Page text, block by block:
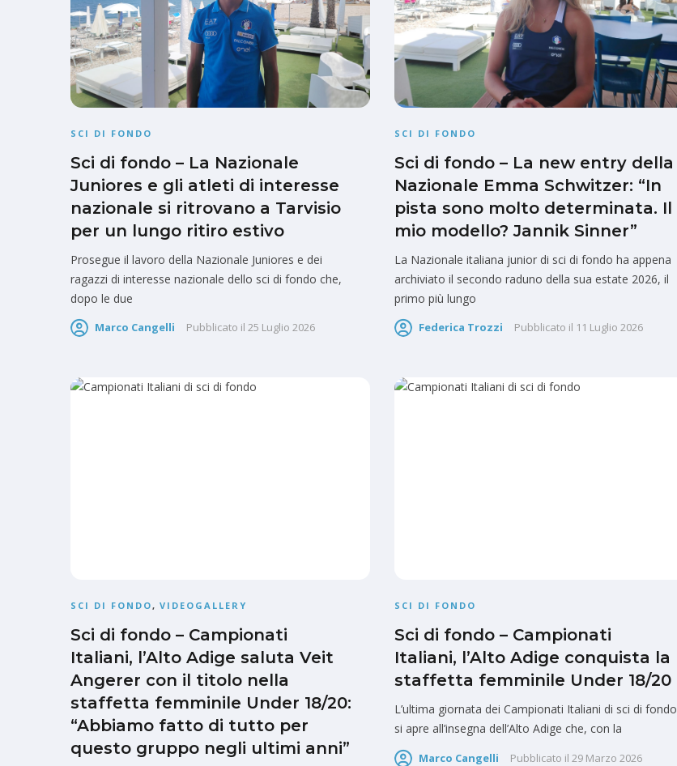
SCI DI FONDO
Sci di fondo – La Nazionale
Juniores e gli atleti di interesse
nazionale si ritrovano a Tarvisio
per un lungo ritiro estivo
Prosegue il lavoro della Nazionale Juniores e dei
ragazzi di interesse nazionale dello sci di fondo che,
dopo le due
Marco Cangelli Pubblicato il 25 Luglio 2026
SCI DI FONDO
Sci di fondo – La new entry della
Nazionale Emma Schwitzer: “In
pista sono molto determinata. Il
mio modello? Jannik Sinner”
La Nazionale italiana junior di sci di fondo ha appena
archiviato il secondo raduno della sua estate 2026, il
primo più lungo
Federica Trozzi Pubblicato il 11 Luglio 2026
SCI DI FONDO, VIDEOGALLERY
Sci di fondo – Campionati
Italiani, l’Alto Adige saluta Veit
Angerer con il titolo nella
staffetta femminile Under 18/20:
“Abbiamo fatto di tutto per
questo gruppo negli ultimi anni”
SCI DI FONDO
Sci di fondo – Campionati
Italiani, l’Alto Adige conquista la
staffetta femminile Under 18/20
L’ultima giornata dei Campionati Italiani di sci di fondo
si apre all’insegna dell’Alto Adige che, con la
Marco Cangelli Pubblicato il 29 Marzo 2026